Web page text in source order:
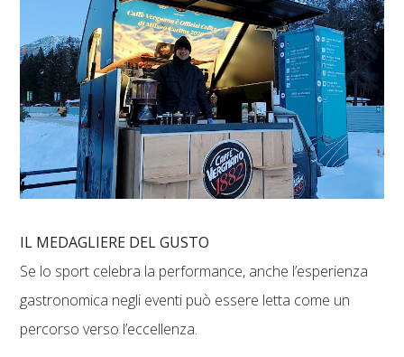
IL MEDAGLIERE DEL GUSTO
Se lo sport celebra la performance, anche l’esperienza
gastronomica negli eventi può essere letta come un
percorso verso l’eccellenza.